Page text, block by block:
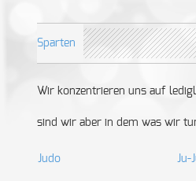
Sparten
Wir konzentrieren uns auf
sind wir aber in dem was wir
Judo Ju-